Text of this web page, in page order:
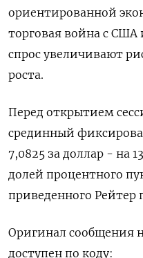
ориентированной
торговая война с
спрос увеличивают
роста.
Перед открытием
срединный
7,0825 за доллар - на
долей процентного
приведенного Рейтер
Оригинал сообщения
доступен по коду: